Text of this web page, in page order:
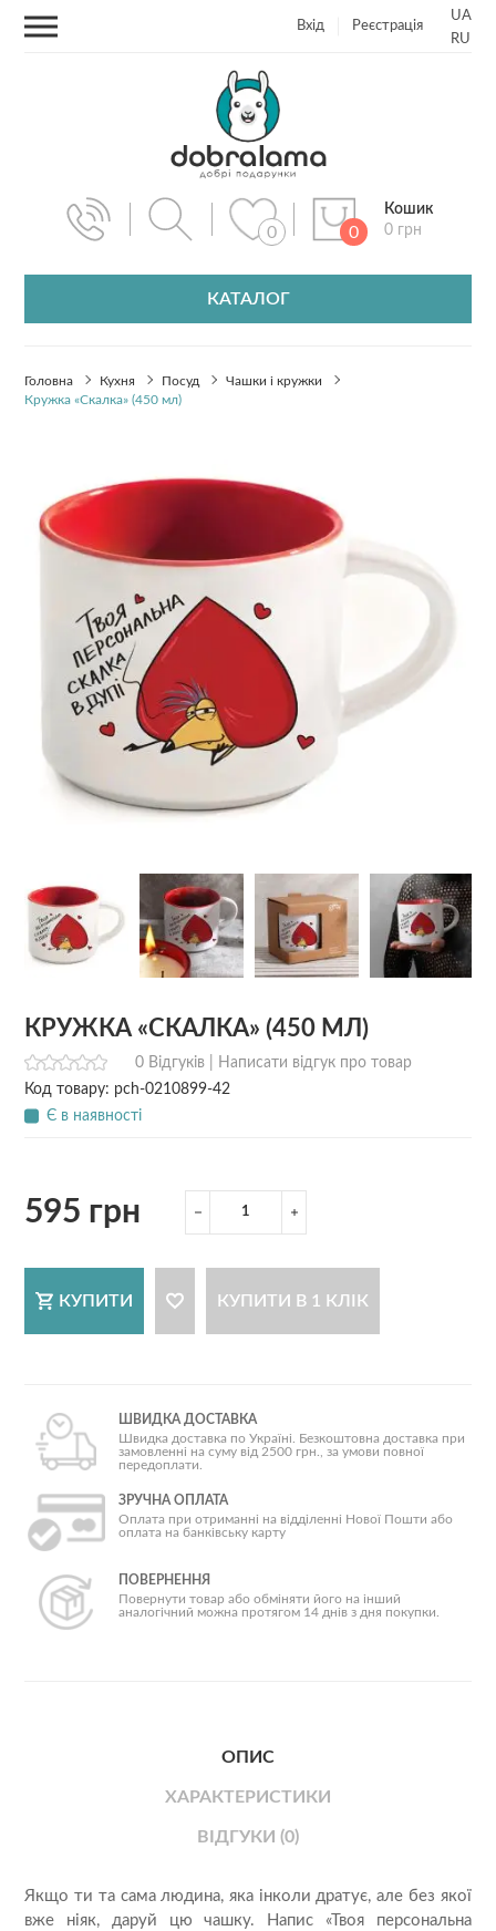
Вхід Реєстрація
UA
RU
0 0
Кошик
0 грн
КАТАЛОГ
Головна Кухня Посуд
Чашки і кружки
Кружка «Скалка» (450 мл)
КРУЖКА «СКАЛКА» (450 МЛ)
0 Відгуків |
Написати відгук про товар
Код товару: pch-0210899-42
Є в наявності
595 грн
КУПИТИ КУПИТИ В 1 КЛІК
ШВИДКА ДОСТАВКА
Швидка доставка по Україні. Безкоштовна доставка при
замовленні на суму від 2500 грн., за умови повної
передоплати.
ЗРУЧНА ОПЛАТА
Оплата при отриманні на відділенні Нової Пошти або
оплата на банківську карту
ПОВЕРНЕННЯ
Повернути товар або обміняти його на інший
аналогічний можна протягом 14 днів з дня покупки.
ОПИС
ХАРАКТЕРИСТИКИ
ВІДГУКИ (0)
Якщо ти та сама людина, яка інколи дратує, але без якої
вже ніяк, даруй цю чашку. Напис «Твоя персональна